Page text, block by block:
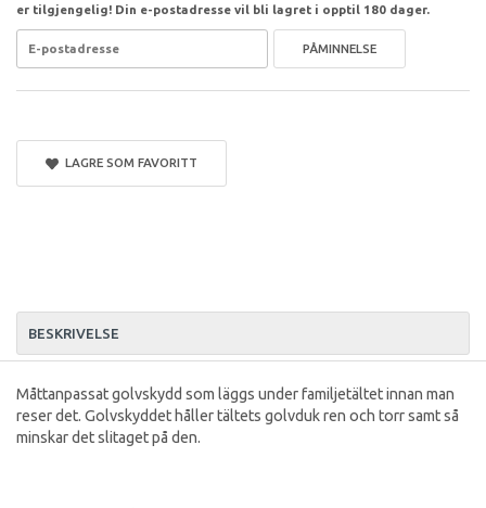
er tilgjengelig! Din e-postadresse vil bli lagret i opptil 180 dager.
PÅMINNELSE
LAGRE SOM FAVORITT
BESKRIVELSE
Måttanpassat golvskydd som läggs under familjetältet innan man
reser det. Golvskyddet håller tältets golvduk ren och torr samt så
minskar det slitaget på den.